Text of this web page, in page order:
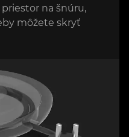
na šnúru,
môžete skryť